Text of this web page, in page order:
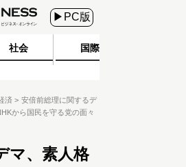
▶PC版
社会 国際
済
安倍前総理に関するデ
から国民を守る党の面々
マ、素人格